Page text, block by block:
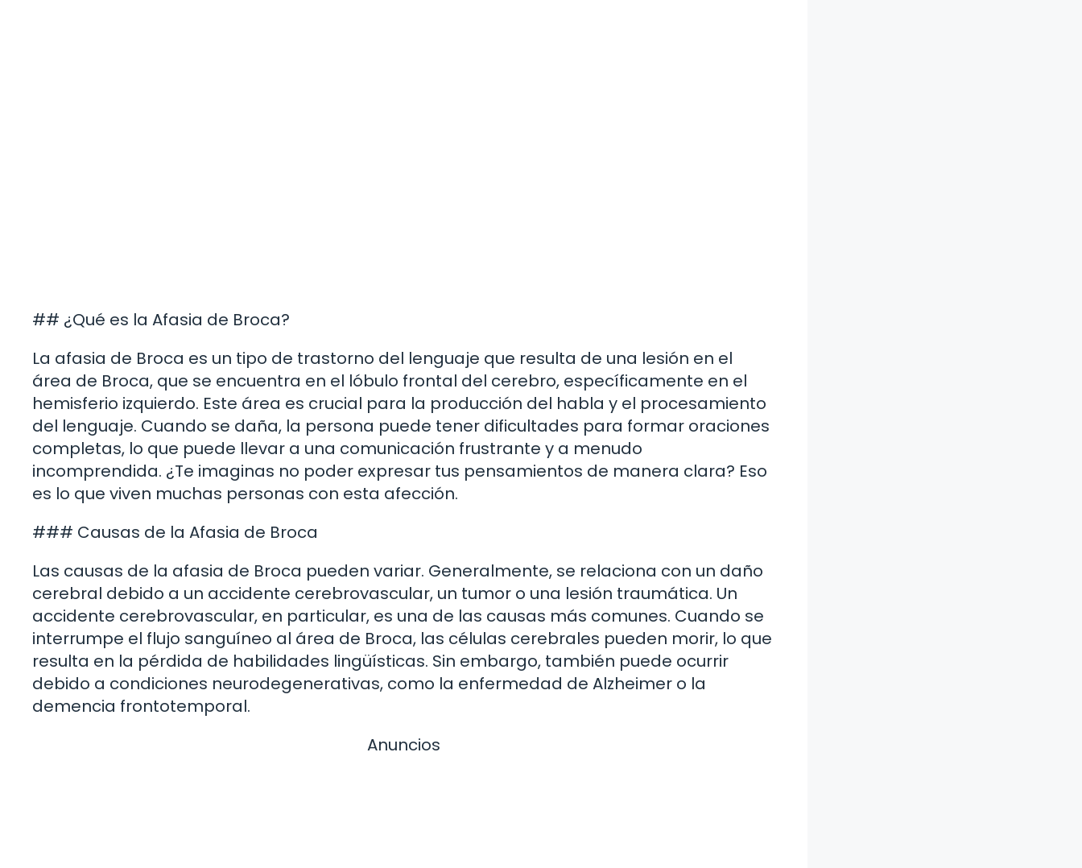
## ¿Qué es la Afasia de Broca?
La afasia de Broca es un tipo de trastorno del lenguaje que resulta de una lesión en el
área de Broca, que se encuentra en el lóbulo frontal del cerebro, específicamente en el
hemisferio izquierdo. Este área es crucial para la producción del habla y el procesamiento
del lenguaje. Cuando se daña, la persona puede tener dificultades para formar oraciones
completas, lo que puede llevar a una comunicación frustrante y a menudo
incomprendida. ¿Te imaginas no poder expresar tus pensamientos de manera clara? Eso
es lo que viven muchas personas con esta afección.
### Causas de la Afasia de Broca
Las causas de la afasia de Broca pueden variar. Generalmente, se relaciona con un daño
cerebral debido a un accidente cerebrovascular, un tumor o una lesión traumática. Un
accidente cerebrovascular, en particular, es una de las causas más comunes. Cuando se
interrumpe el flujo sanguíneo al área de Broca, las células cerebrales pueden morir, lo que
resulta en la pérdida de habilidades lingüísticas. Sin embargo, también puede ocurrir
debido a condiciones neurodegenerativas, como la enfermedad de Alzheimer o la
demencia frontotemporal.
Anuncios